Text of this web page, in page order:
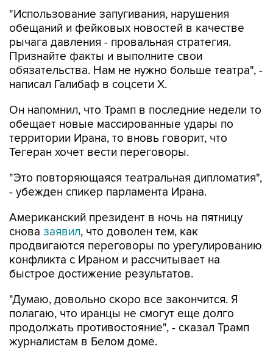
"Использование запугивания, нарушения
обещаний и фейковых новостей в качестве
рычага давления - провальная стратегия.
Признайте факты и выполните свои
обязательства. Нам не нужно больше театра", -
написал Галибаф в соцсети X.
Он напомнил, что Трамп в последние недели то
обещает новые массированные удары по
территории Ирана, то вновь говорит, что
Тегеран хочет вести переговоры.
"Это повторяющаяся театральная дипломатия",
- убежден спикер парламента Ирана.
Американский президент в ночь на пятницу
снова заявил, что доволен тем, как
продвигаются переговоры по урегулированию
конфликта с Ираном и рассчитывает на
быстрое достижение результатов.
"Думаю, довольно скоро все закончится. Я
полагаю, что иранцы не смогут еще долго
продолжать противостояние", - сказал Трамп
журналистам в Белом доме.